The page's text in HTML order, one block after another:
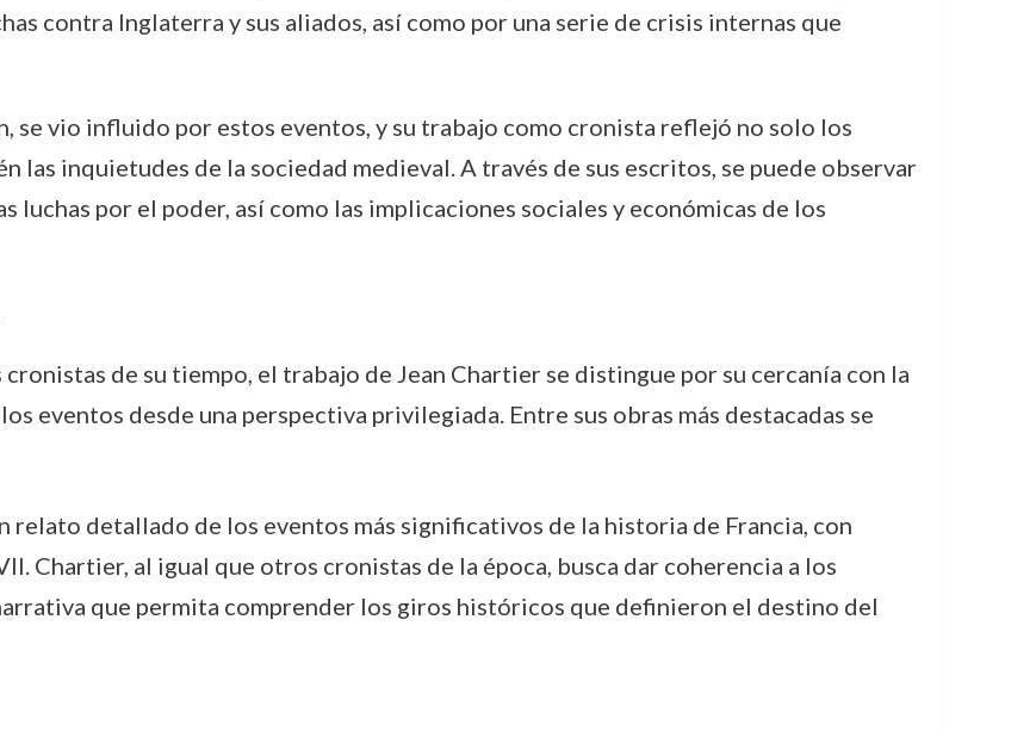
contra Inglaterra y sus aliados, así como por una serie de crisis internas que
se vio influido por estos eventos, y su trabajo como cronista reflejó no solo los
las inquietudes de la sociedad medieval. A través de sus escritos, se puede observar
luchas por el poder, así como las implicaciones sociales y económicas de los
de su tiempo, el trabajo de Jean Chartier se distingue por su cercanía con la
eventos desde una perspectiva privilegiada. Entre sus obras más destacadas se
relato detallado de los eventos más significativos de la historia de Francia, con
Chartier, al igual que otros cronistas de la época, busca dar coherencia a los
que permita comprender los giros históricos que definieron el destino del